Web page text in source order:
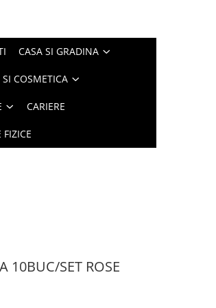
CASA SI GRADINA
COSMETICA
CARIERE
10BUC/SET ROSE